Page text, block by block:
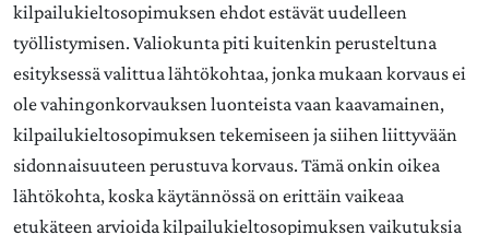
kilpailukieltosopimuksen ehdot estävät uudelleen
työllistymisen. Valiokunta piti kuitenkin perusteltuna
esityksessä valittua lähtökohtaa, jonka mukaan korvaus ei
ole vahingonkorvauksen luonteista vaan kaavamainen,
kilpailukieltosopimuksen tekemiseen ja siihen liittyvään
sidonnaisuuteen perustuva korvaus. Tämä onkin oikea
lähtökohta, koska käytännössä on erittäin vaikeaa
etukäteen arvioida kilpailukieltosopimuksen vaikutuksia